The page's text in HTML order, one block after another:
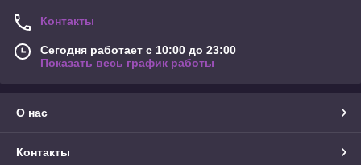
Контакты
Сегодня работает с 10:00 до 23:00
Показать весь график работы
О нас
Контакты